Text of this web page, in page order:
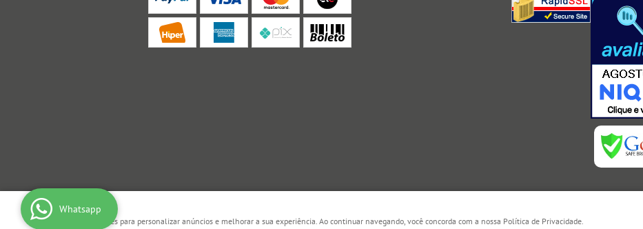
Este site usa cookies para personalizar anúncios e melhorar a sua experiência. Ao continuar navegando, você concorda com a nossa Política de Privacidade.
Whatsapp